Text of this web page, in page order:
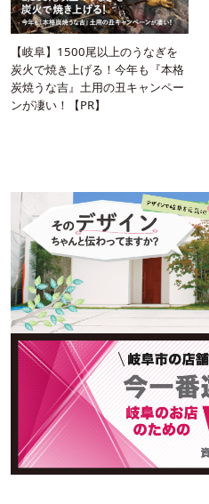
【岐阜】1500尾以上のうなぎを
炭火で焼き上げる！今年も『本格
炭焼うな吉』土用の丑キャンペー
ンが凄い！【PR】